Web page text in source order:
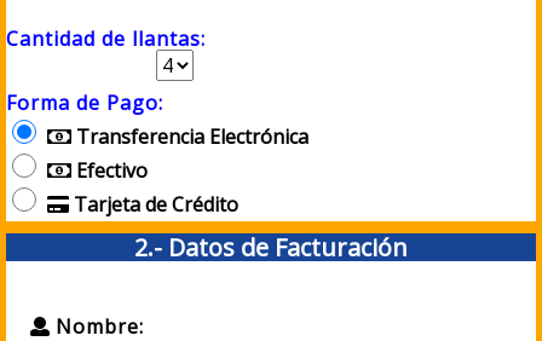
Cantidad de llantas:
Forma de Pago:
Transferencia Electrónica
Efectivo
Tarjeta de Crédito
2.- Datos de Facturación
Nombre: